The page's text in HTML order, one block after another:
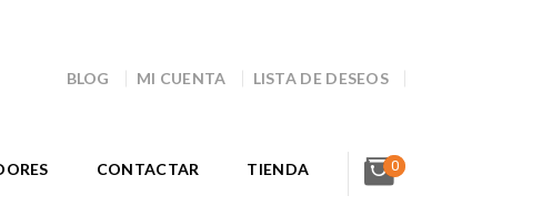
BLOG MI CUENTA LISTA DE DESEOS
CONTACTAR TIENDA 0